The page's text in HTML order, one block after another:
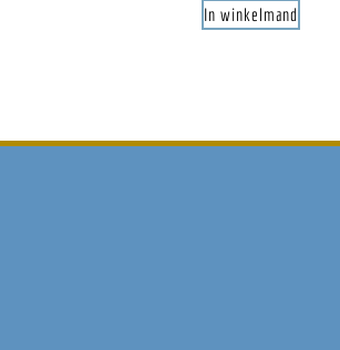
In winkelmand